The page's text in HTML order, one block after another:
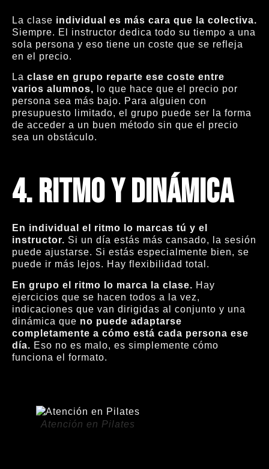
La clase individual es más cara que la colectiva.
Siempre. El instructor dedica todo su tiempo a una
sola persona y eso tiene un coste que se refleja
en el precio.
La clase en grupo reparte ese coste entre
varios alumnos, lo que hace que el precio por
persona sea más bajo. Para alguien con
presupuesto limitado, el grupo puede ser la forma
de acceder a un buen método sin que el precio
sea un obstáculo.
4.Ritmo y dinámica
En individual el ritmo lo marcas tú y el
instructor. Si un día estás más cansado, la sesión
puede ajustarse. Si estás especialmente bien, se
puede ir más lejos. Hay flexibilidad total.
En grupo el ritmo lo marca la clase. Hay
ejercicios que se hacen todos a la vez,
indicaciones que van dirigidas al conjunto y una
dinámica que no puede adaptarse
completamente a cómo está cada persona ese
día. Eso no es malo, es simplemente cómo
funciona el formato.
Atención en Pilates